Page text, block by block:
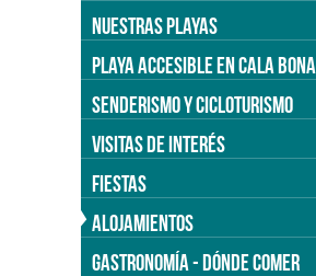
NUESTRAS PLAYAS
PLAYA ACCESIBLE EN CALA BONA
SENDERISMO Y CICLOTURISMO
VISITAS DE INTERÉS
FIESTAS
ALOJAMIENTOS
GASTRONOMÍA - DÓNDE COMER